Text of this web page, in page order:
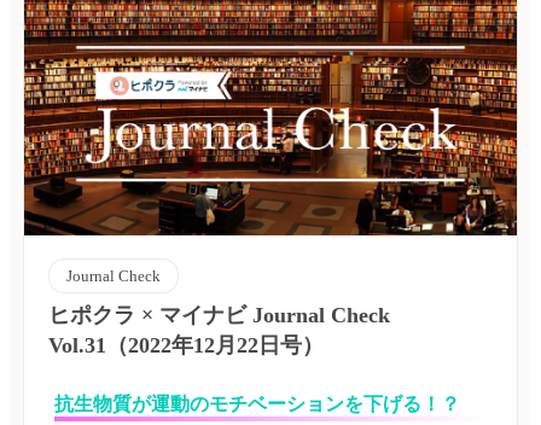
Journal Check
ヒポクラ × マイナビ Journal Check
Vol.31（2022年12月22日号）
抗生物質が運動のモチベーションを下げる！？